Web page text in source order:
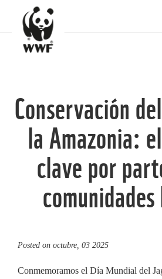
Conservación
la Amazonia:
clave por
Posted on octubre, 03 2025
Conmemoramos el Día Mundial del